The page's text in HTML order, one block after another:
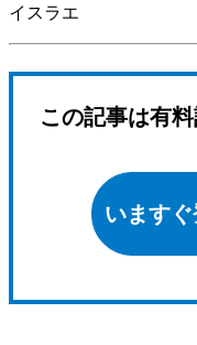
イスラエ
この記事は有料
います